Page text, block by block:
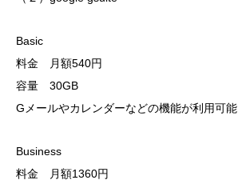
Basic
料金 月額540円
容量 30GB
Gメールやカレンダーなどの機能が利用可能
Business
料金 月額1360円